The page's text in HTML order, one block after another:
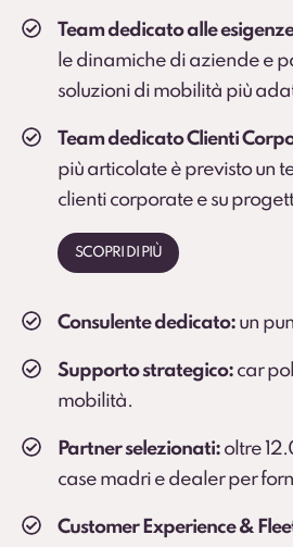
Team dedicato alle
le dinamiche di aziende e
soluzioni di mobilità più
Team dedicato Clienti
più articolate è previsto un
clienti corporate e su
SCOPRI DI PIÙ
Consulente dedicato: un
Supporto strategico: car
mobilità.
Partner selezionati: oltre
case madri e dealer per
Customer Experience &